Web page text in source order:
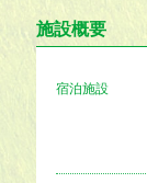
施設概要
宿泊施設